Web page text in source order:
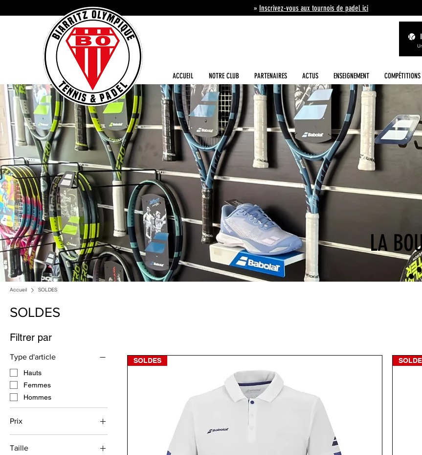
ACCUEIL NOTRE CLUB PARTENAIRES ACTUS ENSEIGNEMENT COMPÉTITIONS
» Inscrivez-vous aux tournois de padel ici
LA
Accueil SOLDES
SOLDES
Filtrer par
Type d'article
Hauts
Femmes
Hommes
Prix
17 € 35 €
Taille
SOLDES